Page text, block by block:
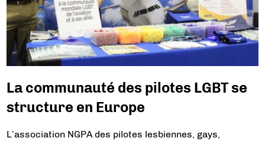
La communauté des pilotes LGBT se
structure en Europe
L’association NGPA des pilotes lesbiennes, gays,